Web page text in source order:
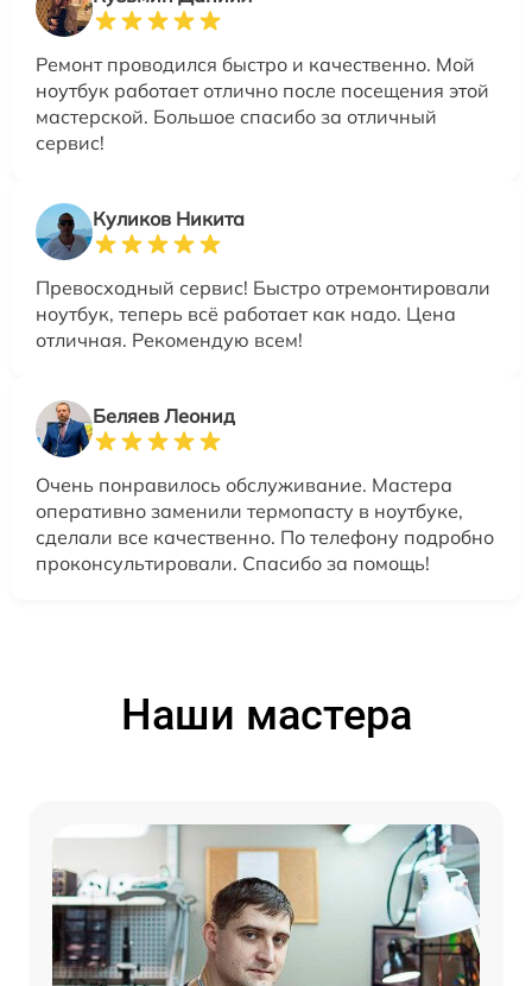
Ремонт проводился быстро и качественно. Мой
ноутбук работает отлично после посещения этой
мастерской. Большое спасибо за отличный
сервис!
Куликов Никита
Превосходный сервис! Быстро отремонтировали
ноутбук, теперь всё работает как надо. Цена
отличная. Рекомендую всем!
Беляев Леонид
Очень понравилось обслуживание. Мастера
оперативно заменили термопасту в ноутбуке,
сделали все качественно. По телефону подробно
проконсультировали. Спасибо за помощь!
Наши мастера